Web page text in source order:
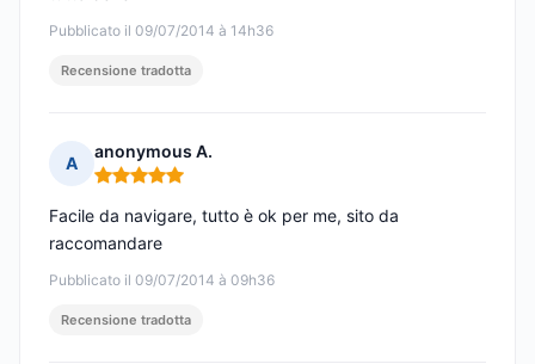
Pubblicato il 09/07/2014 à 14h36
Recensione tradotta
A
anonymous A.
Nota: 5 su 5
Pubblicato il 09/07/2014 à 09h36
Facile da navigare, tutto è ok per me, sito da
raccomandare
Recensione tradotta